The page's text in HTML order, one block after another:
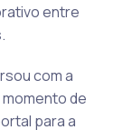
entre
com a
de
para a